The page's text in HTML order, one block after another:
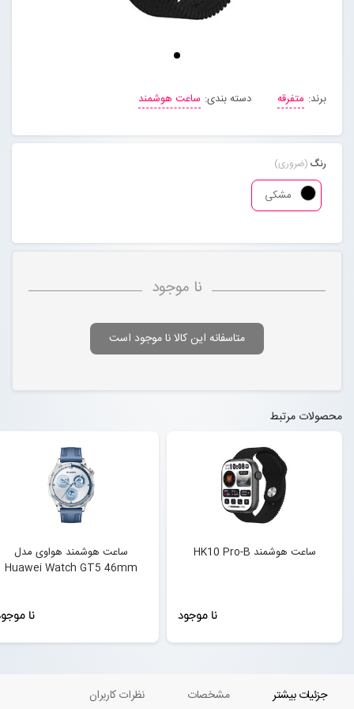
درباره ما
برند: متفرقه دسته بندی: ساعت هوشمند
رنگ (ضروری)
مشکی
نا موجود
متاسفانه این کالا نا موجود است
محصولات مرتبط
ساعت هوشمند HK10 Pro-B
نا موجود
ساعت هوشمند هواوی مدل
Huawei Watch GT5 46mm
نا
جزئیات بیشتر مشخصات نظرات کاربران